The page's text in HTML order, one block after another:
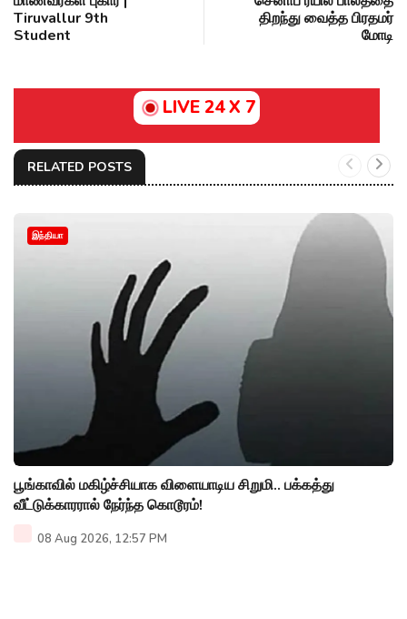
Tiruvallur 9th
Student
திறந்து வைத்த பிரதமர்
மோடி
LIVE 24 X 7
RELATED POSTS
இந்தியா
பூங்காவில் மகிழ்ச்சியாக விளையாடிய சிறுமி.. பக்கத்து
வீட்டுக்காரரால் நேர்ந்த கொடூரம்!
08 Aug 2026, 12:57 PM